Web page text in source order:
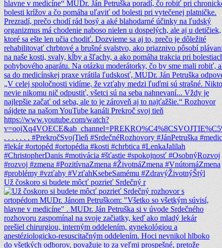
Už čoskoro si budete môcť pozrieť Srdečný r